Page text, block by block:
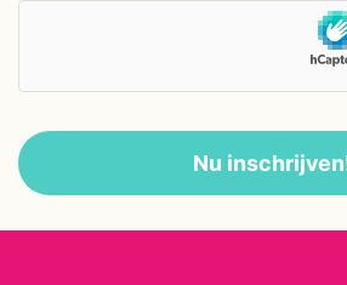
bedden met
handdoeken en een
badkamer met douche,
ingericht met onder
vaatwasser, koelkast en
magnetron. Daarnaast
Nu